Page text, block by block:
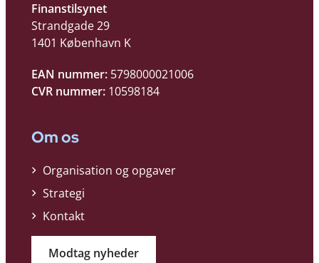
Finanstilsynet
Strandgade 29
1401 København K
EAN nummer: 5798000021006
CVR nummer: 10598184
Om os
Organisation og opgaver
Strategi
Kontakt
Modtag nyheder